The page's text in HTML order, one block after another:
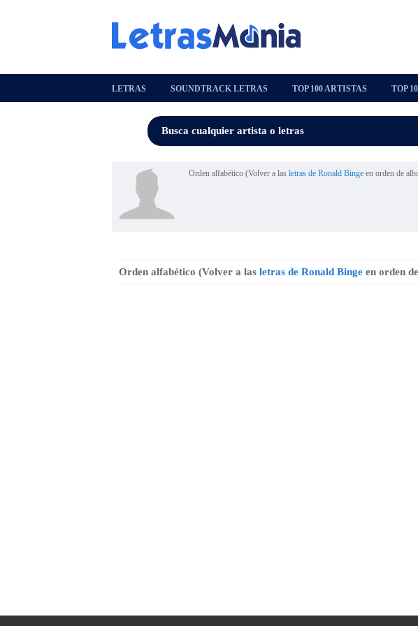
LETRAS SOUNDTRACK LETRAS TOP 100 ARTISTAS TOP
Orden alfabético (Volver a las letras de Ronald Binge en orden de
Orden alfabético (Volver a las letras de Ronald Binge en orden